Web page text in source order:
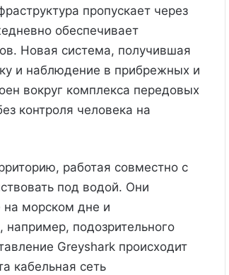
пропускает через
обеспечивает
Новая система, получившая
и наблюдение в прибрежных и
вокруг комплекса передовых
контроля человека на
работая совместно с
под водой. Они
на морском дне и
например, подозрительного
Greyshark происходит
кабельная сеть